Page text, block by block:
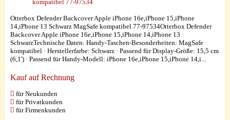
Otterbox Defender Backcover Apple iPhone 16e,iPhone 15,iPhone
14,iPhone 13 Schwarz MagSafe kompatibel 77-97534Otterbox Defender
Backcover Apple iPhone 16e,iPhone 15,iPhone 14,iPhone 13
SchwarzTechnische Daten: Handy-Taschen-Besonderheiten: MagSafe
kompatibel · Herstellerfarbe: Schwarz · Passend für Display-Größe: 15,5 cm
(6,1') · Passend für Handy-Modell: iPhone 16e,iPhone 15,iPhone 14,i...
Kauf auf Rechnung
für Neukunden
für Privatkunden
für Firmenkunden